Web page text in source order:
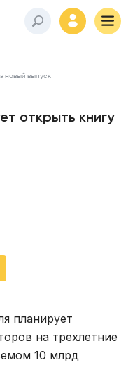
новый выпуск
открыть книгу
планирует
на трехлетние
10 млрд